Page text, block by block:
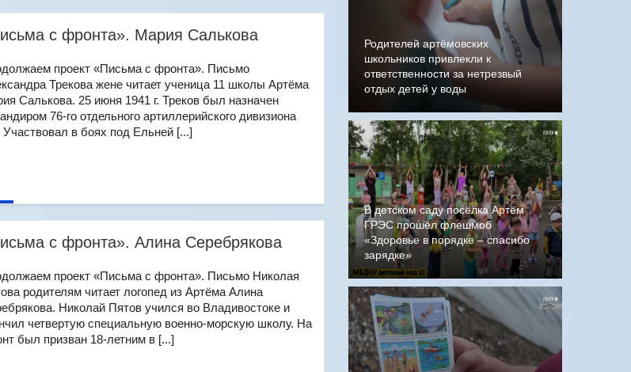
с фронта». Мария Салькова
проект «Письма с фронта». Письмо
Трекова жене читает ученица 11 школы Артёма
Салькова. 25 июня 1941 г. Треков был назначен
76-го отдельного артиллерийского дивизиона
в боях под Ельней [...]
с фронта». Алина Серебрякова
проект «Письма с фронта». Письмо Николая
родителям читает логопед из Артёма Алина
Николай Пятов учился во Владивостоке и
четвертую специальную военно-морскую школу. На
был призван 18-летним в [...]
Родителей артёмовских
школьников привлекли к
ответственности за нетрезвый
отдых детей у воды
В детском саду посёлка Артём
ГРЭС прошёл флешмоб
«Здоровье в порядке – спасибо
зарядке»